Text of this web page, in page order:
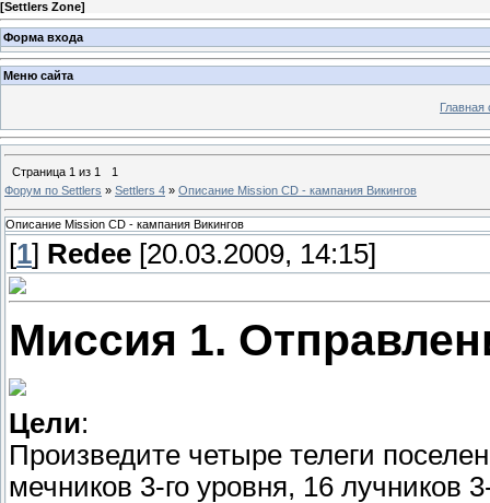
[Settlers Zone]
Форма входа
Меню сайта
Главная
Страница 1 из 1
1
Форум по Settlers » Settlers 4 » Описание Mission CD - кампания Викингов
Описание Mission CD - кампания Викингов
[1] Redee [20.03.2009, 14:15]
Миссия 1.
Цели:
Произведите четыре телеги
мечников 3-го уровня, 16 лучников